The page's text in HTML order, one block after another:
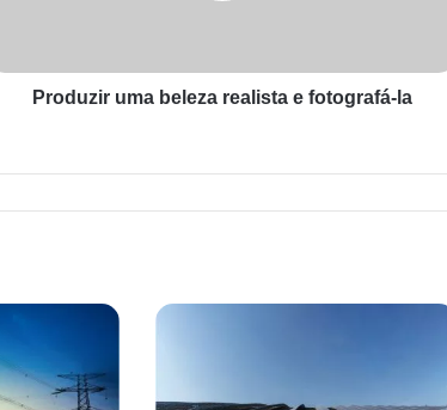
Produzir uma beleza realista e fotografá-la